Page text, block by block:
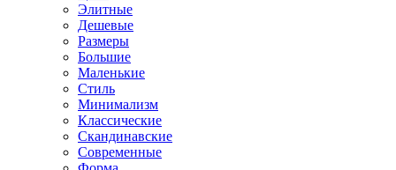
Элитные
Дешевые
Размеры
Большие
Маленькие
Стиль
Минимализм
Классические
Скандинавские
Современные